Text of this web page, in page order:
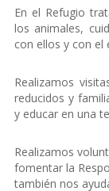
En el Refugio
los animales,
con ellos y con el
Realizamos
reducidos y
y educar en una
Realizamos
fomentar la
también nos